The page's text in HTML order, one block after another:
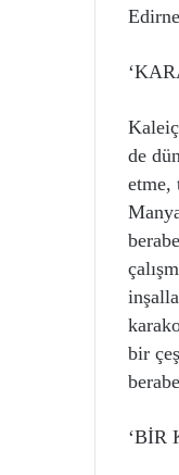
de
etme,
bir
‘BİR